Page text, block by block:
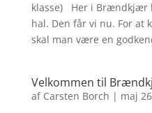
klasse) Her i Brændkjær
hal. Den får vi nu. For at
skal man være en
Velkommen til
af Carsten Borch | maj